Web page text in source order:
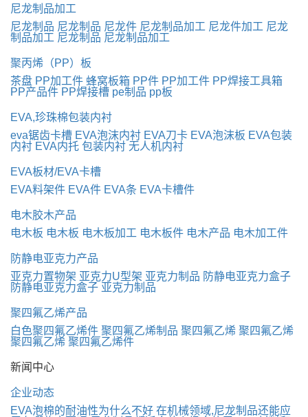
尼龙制品加工
尼龙制品 尼龙制品 尼龙件 尼龙制品加工 尼龙件加工 尼龙
制品加工 尼龙制品 尼龙制品加工
聚丙烯（PP）板
茶盘 PP加工件 蜂窝板箱 PP件 PP加工件 PP焊接工具箱
PP产品件 PP焊接槽 pe制品 pp板
EVA,珍珠棉包装内衬
eva锯齿卡槽 EVA泡沫内衬 EVA刀卡 EVA泡沫板 EVA包装
内衬 EVA内托 包装内衬 无人机内衬
EVA板材/EVA卡槽
EVA料架件 EVA件 EVA条 EVA卡槽件
电木胶木产品
电木板 电木板 电木板加工 电木板件 电木产品 电木加工件
防静电亚克力产品
亚克力置物架 亚克力U型架 亚克力制品 防静电亚克力盒子
防静电亚克力盒子 亚克力制品
聚四氟乙烯产品
白色聚四氟乙烯件 聚四氟乙烯制品 聚四氟乙烯 聚四氟乙烯
聚四氟乙烯 聚四氟乙烯件
新闻中心
企业动态
EVA泡棉的耐油性为什么不好 在机械领域,尼龙制品还能应